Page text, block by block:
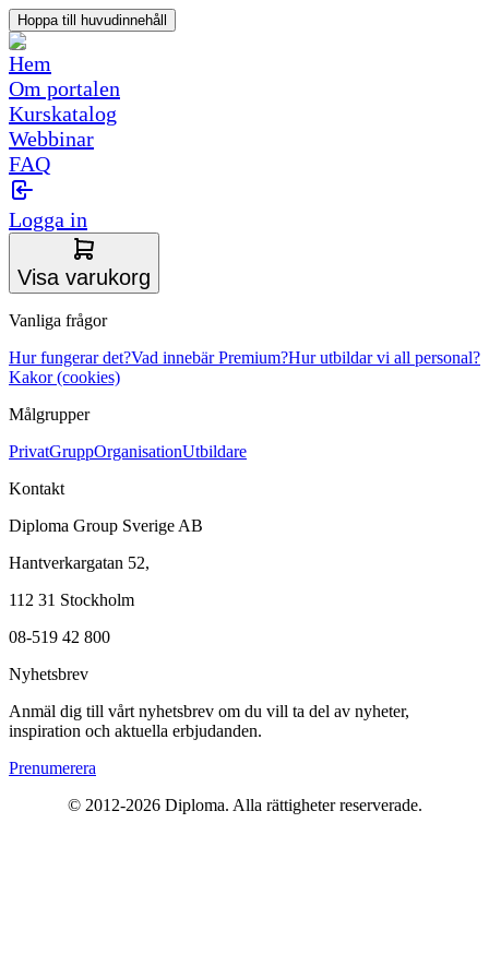
Hoppa till huvudinnehåll
Hem
Om portalen
Kurskatalog
Webbinar
FAQ
Logga in
Visa varukorg
Vanliga frågor
Hur fungerar det?Vad innebär Premium?Hur utbildar vi all personal?
Kakor (cookies)
Målgrupper
PrivatGruppOrganisationUtbildare
Kontakt
Diploma Group Sverige AB
Hantverkargatan 52,
112 31 Stockholm
08-519 42 800
Nyhetsbrev
Anmäl dig till vårt nyhetsbrev om du vill ta del av nyheter,
inspiration och aktuella erbjudanden.
Prenumerera
© 2012-2026 Diploma. Alla rättigheter reserverade.